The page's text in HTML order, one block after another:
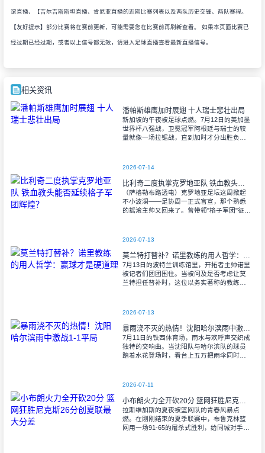
谊直播、【吉尔吉斯斯坦直播、肯尼亚直播的近期比赛列表以及两队历史交锋、两队赛程。
【友好提示】部分比赛将在赛前更新，可能需要您在比赛前再刷新查看。 如果本页面比赛已
经过期已经过期，或者以上信号都无效，请进入足球直播查看最新直播信号。
相关资讯
潘帕斯雄鹰加时展翅 十人瑞士悲壮出局
新加坡的午夜被足球点燃。7月12日的美加墨
世界杯八强战，卫冕冠军阿根廷与瑞士的较
量就像一场拉锯战，直到加时才分出胜负。
2026-07-14
比利奇二度执掌克罗地亚队 铁血教头能否延续格子军团辉煌？
（萨格勒布路透电）克罗地亚足坛这周掀起
不小波澜——足协周一正式官宣，那个熟悉
的摇滚主帅又回来了。曾带领"格子军团"征战
2026-07-13
莫兰特打替补？诺里教练的用人哲学：赢球才是硬道理
7月13日的波特兰训练馆里，开拓者主帅诺里
被记者们团团围住。当被问及是否考虑让莫
兰特担任替补时，这位以务实著称的教练露
2026-07-13
暴雨浇不灭的热情！沈阳哈尔滨雨中激战1-1平局
7月11日的铁西体育场，雨水与欢呼声交织成
独特的交响曲。当沈阳队与哈尔滨队的球员
踏着水花登场时，看台上五万把雨伞同时收
2026-07-11
小布朗火力全开砍20分 篮网狂胜尼克斯26分创夏联最大分差
拉斯维加斯的夏夜被篮网队的青春风暴点
燃。在刚刚结束的夏季联赛中，布鲁克林篮
网用一场91-65的屠杀式胜利，给同城对手尼